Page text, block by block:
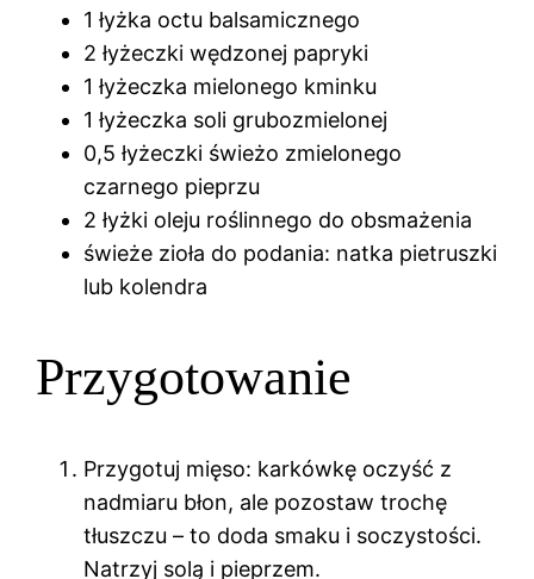
1 łyżka octu balsamicznego
2 łyżeczki wędzonej papryki
1 łyżeczka mielonego kminku
1 łyżeczka soli grubozmielonej
0,5 łyżeczki świeżo zmielonego
czarnego pieprzu
2 łyżki oleju roślinnego do obsmażenia
świeże zioła do podania: natka pietruszki
lub kolendra
Przygotowanie
Przygotuj mięso: karkówkę oczyść z
nadmiaru błon, ale pozostaw trochę
tłuszczu – to doda smaku i soczystości.
Natrzyj solą i pieprzem.